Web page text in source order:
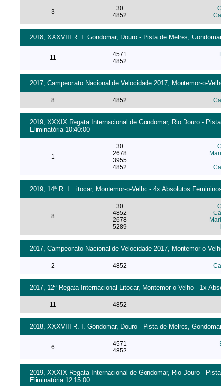
3
30
4852
2018, XXXVIII R. I. Gondomar, Douro - Pista de Melres,
11
4571
4852
2017, Campeonato Nacional de Velocidade 2017, Montemor-o-
8 4852
2019, XXXIX Regata Internacional de Gondomar, Rio Douro -
Eliminatória 10:40:00
1
30
2678
3955
4852
2019, 14ª R. I. Litocar, Montemor-o-Velho - 4x Absolutos
8
30
4852
2678
5289
2017, Campeonato Nacional de Velocidade 2017, Montemor-o-
2 4852
2017, 12ª Regata Internacional Litocar, Montemor-o-Velho - 1x
11 4852
2018, XXXVIII R. I. Gondomar, Douro - Pista de Melres,
6
4571
4852
2019, XXXIX Regata Internacional de Gondomar, Rio Douro -
Eliminatória 12:15:00